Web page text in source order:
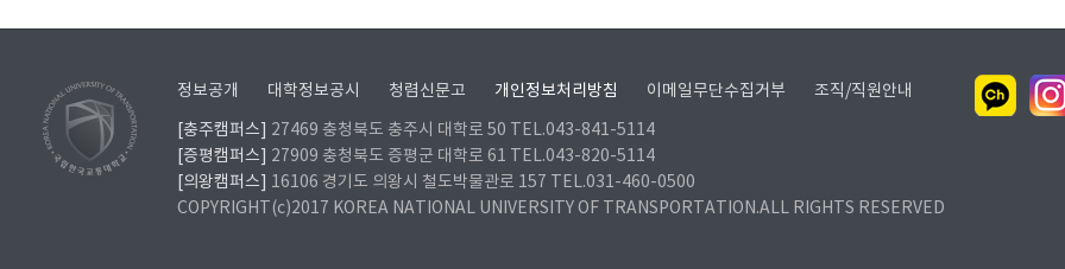
정보공개 대학정보공시 청렴신문고 개인정보처리방침 이메일무단수집거부 조직/직원안내
[충주캠퍼스]
27469 충청북도 충주시 대학로 50 TEL.043-841-5114
[증평캠퍼스]
27909 충청북도 증평군 대학로 61 TEL.043-820-5114
[의왕캠퍼스]
16106 경기도 의왕시 철도박물관로 157 TEL.031-460-0500
COPYRIGHT(c)2017 KOREA NATIONAL UNIVERSITY OF TRANSPORTATION.ALL RIGHTS RESERVED